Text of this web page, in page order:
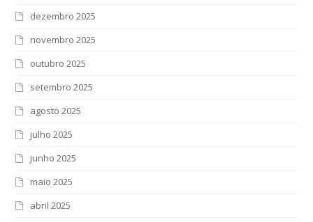
dezembro 2025
novembro 2025
outubro 2025
setembro 2025
agosto 2025
julho 2025
junho 2025
maio 2025
abril 2025